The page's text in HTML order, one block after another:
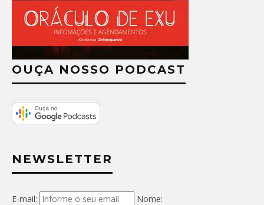
OUÇA NOSSO PODCAST
NEWSLETTER
E-mail: Nome: